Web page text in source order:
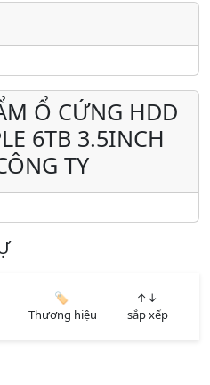
Ổ CỨNG HDD
6TB 3.5INCH
TY
🏷️
Thương hiệu
↑↓
sắp xếp